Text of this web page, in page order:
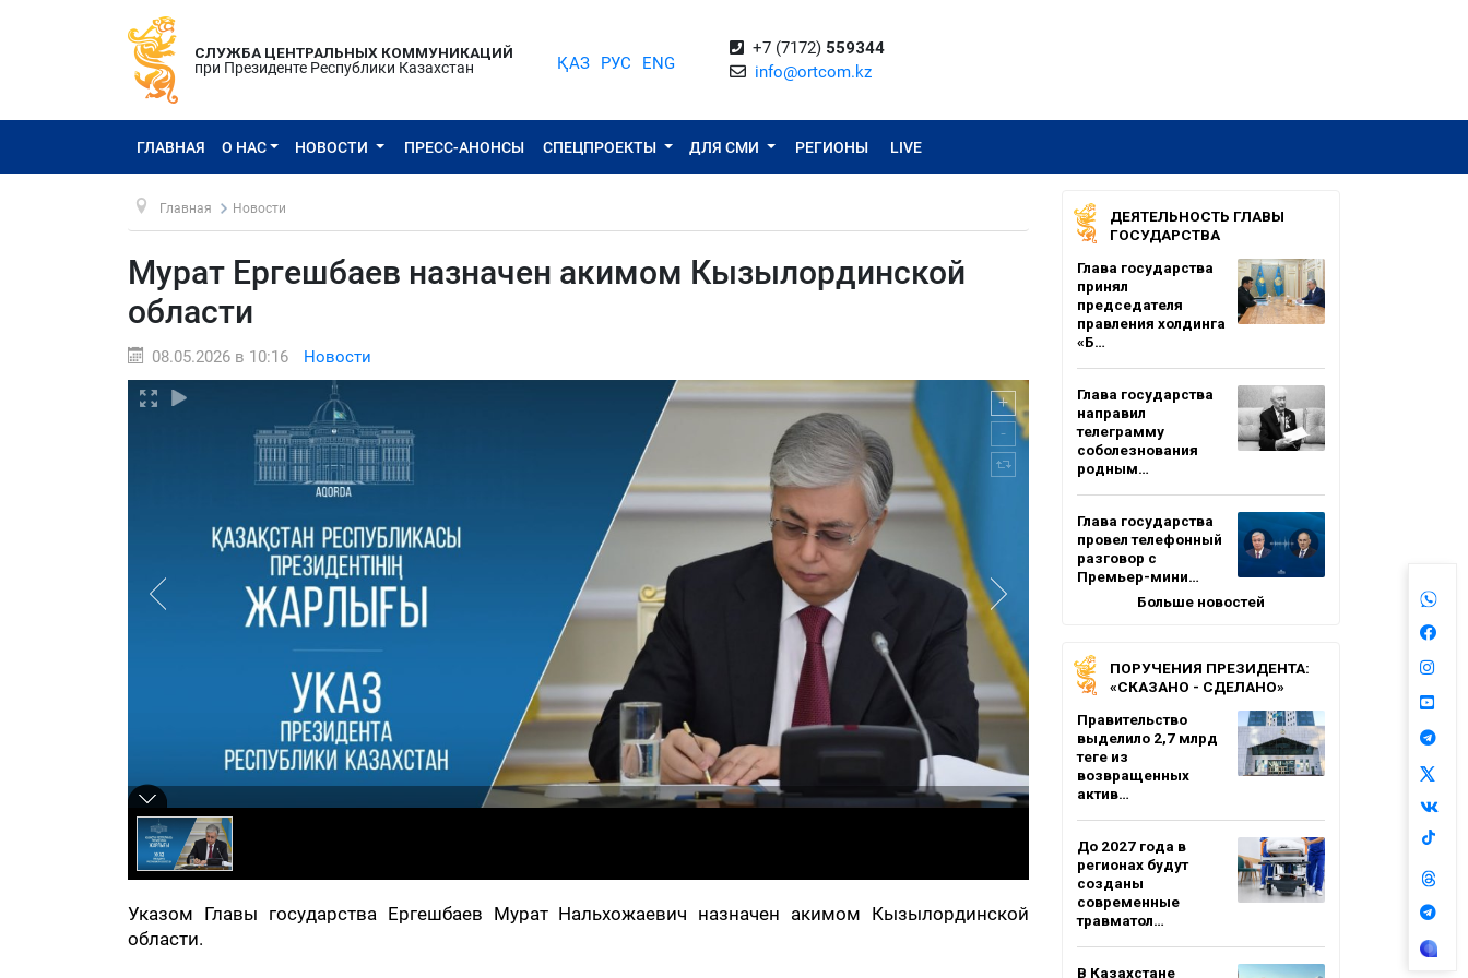
СЛУЖБА ЦЕНТРАЛЬНЫХ КОММУНИКАЦИЙ
при Президенте Республики Казахстан
ҚАЗ РУС ENG
+7 (7172) 559344
info@ortcom.kz
ГЛАВНАЯ О НАС НОВОСТИ ПРЕСС-АНОНСЫ СПЕЦПРОЕКТЫ ДЛЯ СМИ РЕГИОНЫ LIVE
Главная Новости
Мурат Ергешбаев назначен акимом Кызылординской
области
08.05.2026 в 10:16 Новости
Указом Главы государства Ергешбаев Мурат Нальхожаевич назначен акимом Кызылординской
области.
ДЕЯТЕЛЬНОСТЬ ГЛАВЫ
ГОСУДАРСТВА
Глава государства
принял
председателя
правления холдинга
«Б…
Глава государства
направил
телеграмму
соболезнования
родным…
Глава государства
провел телефонный
разговор с
Премьер-мини…
Больше новостей
ПОРУЧЕНИЯ ПРЕЗИДЕНТА:
«СКАЗАНО - СДЕЛАНО»
Правительство
выделило 2,7 млрд
теңге из
возвращенных
актив…
До 2027 года в
регионах будут
созданы
современные
травматол…
В Казахстане